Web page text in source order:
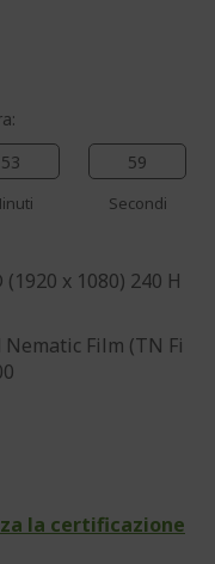
53 58
Secondi
x 1080) 240 H
Film (TN Fi
la certificazione